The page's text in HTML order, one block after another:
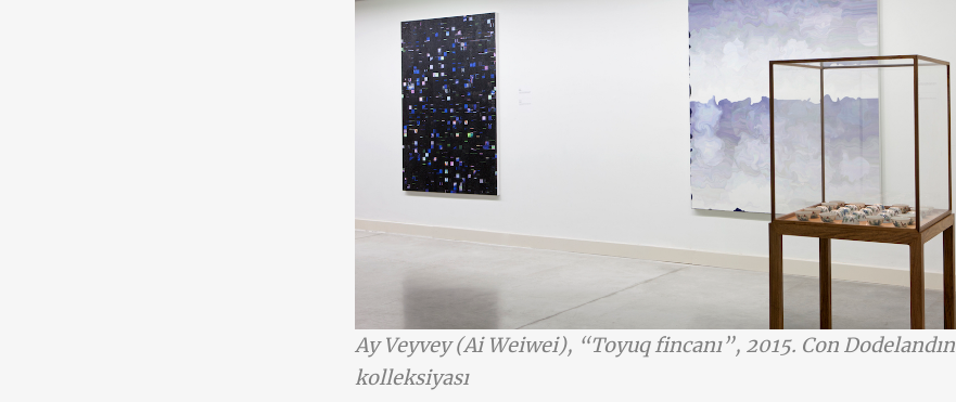
Ay Veyvey (Ai Weiwei), “Toyuq fincanı”, 2015. Con Dodelandın
kolleksiyası